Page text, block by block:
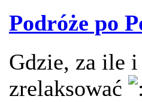
Podróże po
Gdzie, za ile i
zrelaksować